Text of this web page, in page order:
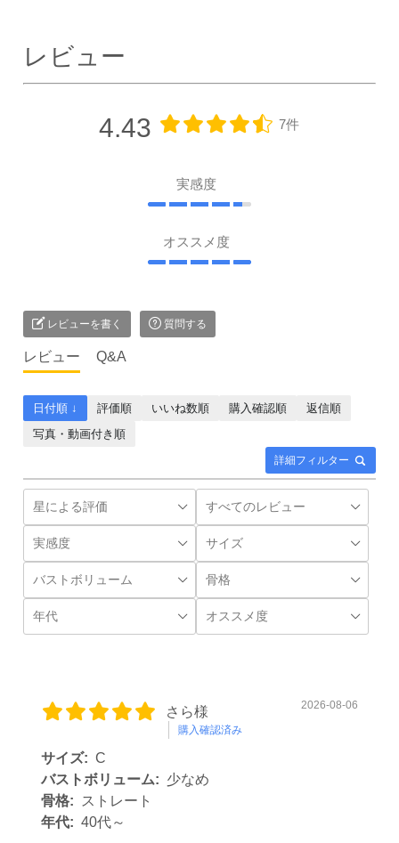
レビュー
4.43 7件
実感度
オススメ度
レビューを書く 質問する
レビュー Q&A
詳細フィルター
日付順 ↓ 評価順 いいね数順 購入確認順
返信順
写真・動画付き順
さら様
購入確認済み
2026-08-06
サイズ: C
バストボリューム: 少なめ
骨格:
ストレート
年代: 40代～